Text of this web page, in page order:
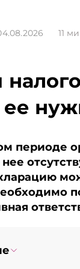
Главное об
Беларуси —
11
периоде